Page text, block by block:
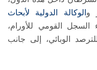
و الوكالة الدولية لأبحاث
القومي للأورام،
الوبائي، إلى جانب